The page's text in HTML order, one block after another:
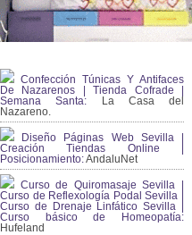
Confección Túnicas Y Antifaces
De Nazarenos | Tienda Cofrade |
Semana Santa: La Casa del
Nazareno.
Diseño Páginas Web Sevilla |
Creación Tiendas Online |
Posicionamiento:AndaluNet
Curso de Quiromasaje Sevilla |
Curso de Reflexología Podal Sevilla |
Curso de Drenaje Linfático Sevilla |
Curso básico de Homeopatía:
Hufeland